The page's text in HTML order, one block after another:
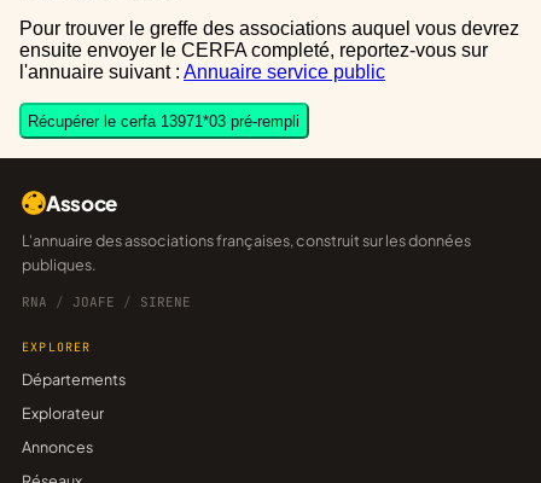
Pour trouver le greffe des associations auquel vous devrez
ensuite envoyer le CERFA completé, reportez-vous sur
l'annuaire suivant : Annuaire service public
Récupérer le cerfa 13971*03 pré-rempli
Assoce
L'annuaire des associations françaises, construit sur les données
publiques.
RNA / JOAFE / SIRENE
EXPLORER
Départements
Explorateur
Annonces